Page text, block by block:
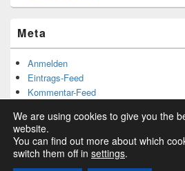
Meta
Anmelden
Eintrags-Feed
Kommentar-Feed
Copyright © 2026. Alle Rechte vorbehalten.
We are using cookies to give you the
website.
You can find out more about which
switch them off in settings.